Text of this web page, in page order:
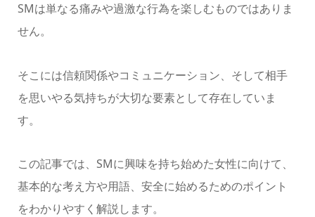
SMは単なる痛みや過激な行為を楽しむものではありま
せん。
そこには信頼関係やコミュニケーション、そして相手
を思いやる気持ちが大切な要素として存在していま
す。
この記事では、SMに興味を持ち始めた女性に向けて、
基本的な考え方や用語、安全に始めるためのポイント
をわかりやすく解説します。